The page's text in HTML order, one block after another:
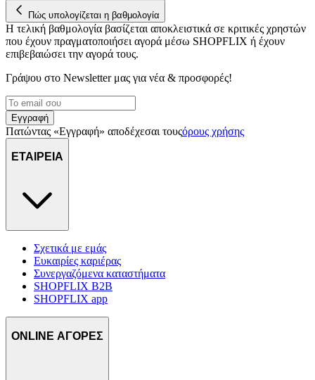
Πώς υπολογίζεται η βαθμολογία
Η τελική βαθμολογία βασίζεται αποκλειστικά σε κριτικές χρηστών
που έχουν πραγματοποιήσει αγορά μέσω SHOPFLIX ή έχουν
επιβεβαιώσει την αγορά τους.
Γράψου στο Νewsletter μας για νέα & προσφορές!
Εγγραφή
Πατώντας «Εγγραφή» αποδέχεσαι τουςόρους χρήσης
ΕΤΑΙΡΕΙΑ
Σχετικά με εμάς
Ευκαιρίες καριέρας
Συνεργαζόμενα καταστήματα
SHOPFLIX B2B
SHOPFLIX app
ONLINE ΑΓΟΡΕΣ